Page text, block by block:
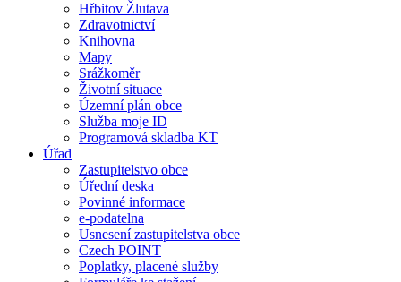
Hřbitov Žlutava
Zdravotnictví
Knihovna
Mapy
Srážkoměr
Životní situace
Územní plán obce
Služba moje ID
Programová skladba KT
Úřad
Zastupitelstvo obce
Úřední deska
Povinné informace
e-podatelna
Usnesení zastupitelstva obce
Czech POINT
Poplatky, placené služby